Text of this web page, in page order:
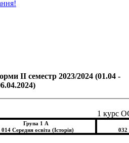
ІІ семестр 2023/2024 (01.04 -